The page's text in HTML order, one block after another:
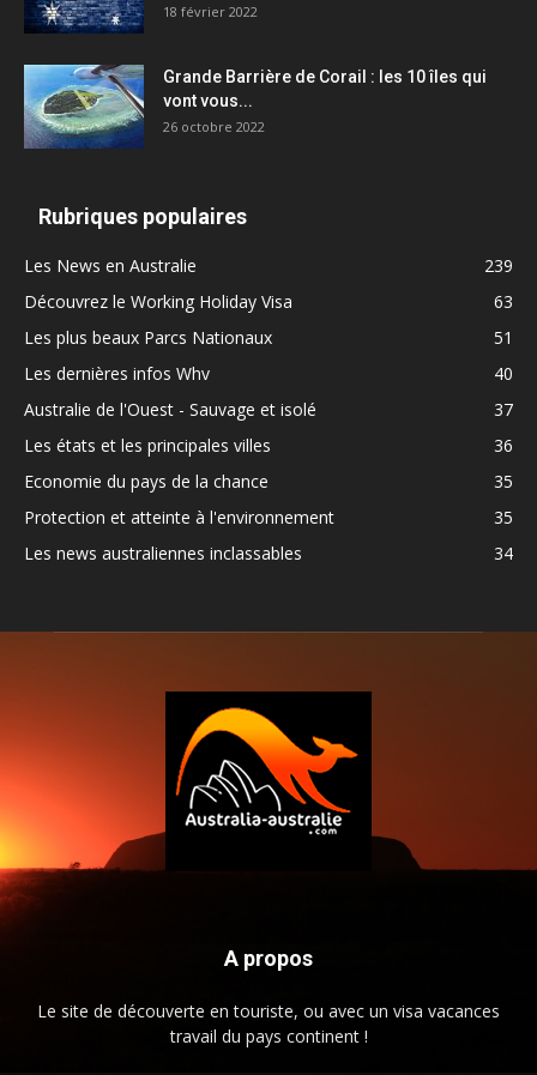
18 février 2022
Grande Barrière de Corail : les 10 îles qui
vont vous...
26 octobre 2022
Rubriques populaires
Les News en Australie
239
Découvrez le Working Holiday Visa
63
Les plus beaux Parcs Nationaux
51
Les dernières infos Whv
40
Australie de l'Ouest - Sauvage et isolé
37
Les états et les principales villes
36
Economie du pays de la chance
35
Protection et atteinte à l'environnement
35
Les news australiennes inclassables
34
A propos
Le site de découverte en touriste, ou avec un visa vacances
travail du pays continent !